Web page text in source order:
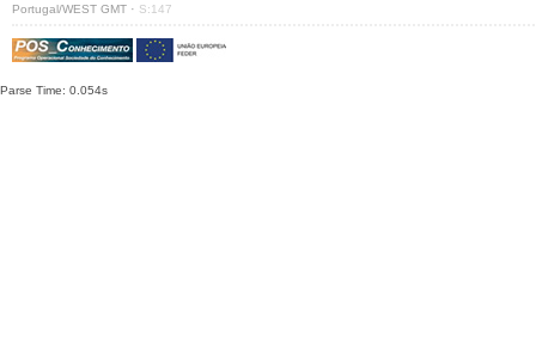
Portugal/WEST GMT · S:147
Parse Time: 0.054s